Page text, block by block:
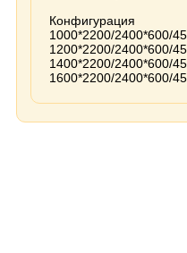
Конфигурация
1000*2200/2400*600/
1200*2200/2400*600/
1400*2200/2400*600/
1600*2200/2400*600/